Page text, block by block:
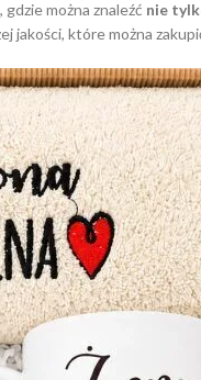
gdzie można znaleźć nie
jakości, które można